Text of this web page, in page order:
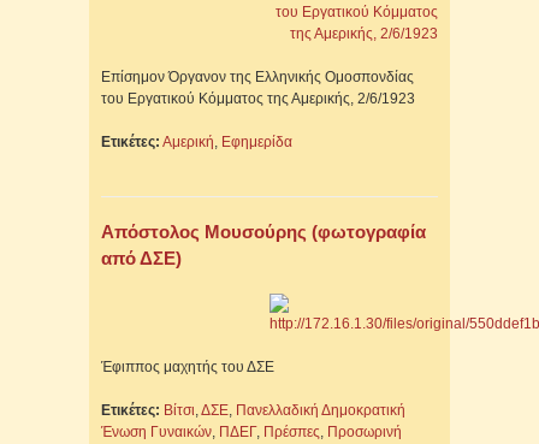
Επίσημον Όργανον της Ελληνικής Ομοσπονδίας
του Εργατικού Κόμματος της Αμερικής, 2/6/1923
Ετικέτες: Αμερική, Εφημερίδα
Απόστολος Μουσούρης (φωτογραφία
από ΔΣΕ)
Έφιππος μαχητής του ΔΣΕ
Ετικέτες: Βίτσι,ΔΣΕ, Πανελλαδική Δημοκρατική
Ένωση Γυναικών, ΠΔΕΓ, Πρέσπες, Προσωρινή